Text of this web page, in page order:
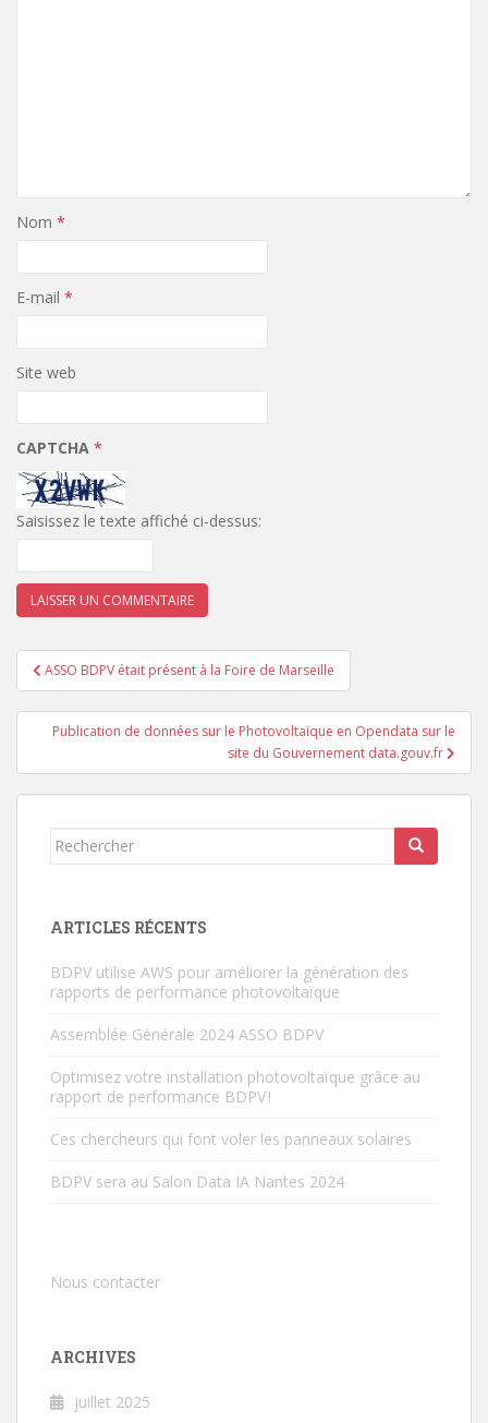
Nom *
E-mail *
Site web
CAPTCHA *
Saisissez le texte affiché ci-dessus:
Navigation
de
l’article
ASSO BDPV était présent à la Foire de Marseille
Publication de données sur le Photovoltaïque en Opendata sur le
site du Gouvernement data.gouv.fr
Rechercher...
ARTICLES RÉCENTS
BDPV utilise AWS pour améliorer la génération des
rapports de performance photovoltaïque
Assemblée Générale 2024 ASSO BDPV
Optimisez votre installation photovoltaïque grâce au
rapport de performance BDPV !
Ces chercheurs qui font voler les panneaux solaires
BDPV sera au Salon Data IA Nantes 2024
Nous contacter
ARCHIVES
juillet 2025